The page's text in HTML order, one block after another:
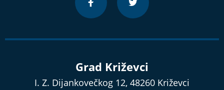
Grad Križevci
I. Z. Dijankovečkog 12, 48260 Križevci